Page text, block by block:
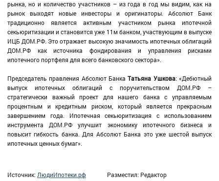
рынка, но и количество участников – из года в год мы видим, как на
рынок выходят новые инвесторы и оригинаторы. Абсолют Банк
традиционно является активным участником рынка ипотечной
секьюритизации и становится уже 11м банком, участвующим в выпуске
ИЦБ ДОМ.РФ. Это отражает высокую значимость ипотечных облигаций
ДОМ.РФ как источника фондирования и управления рисками
ипотечного портфеля для всего банковского сектора».
Председатель правления Абсолют БанкаТатьяна Ушкова: «Дебютный
выпуск ипотечных облигаций с поручительством ДОМ.РФ –
стратегически важный проект для нашего банка с управляемым
процентным и кредитным риском, который является прекрасным
завершением года. Ипотечная секьюритизация с использованием
инструмента ДОМ.РФ улучшит экономику ипотечного бизнеса и
повысит гибкость банка. Для Абсолют Банка это уже шестой выпуск
ипотечных ценных бумаг».
Источник: ЛюдиИпотеки.рф Разместил: Редактор